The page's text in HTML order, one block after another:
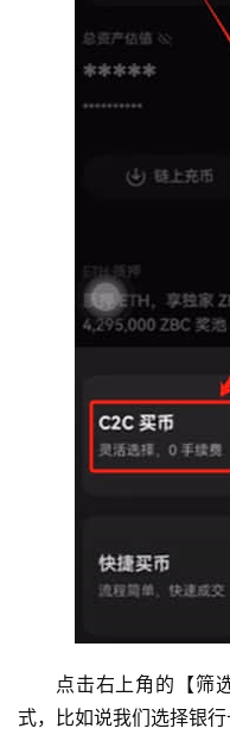
点击右上角的【筛
式，比如说我们选择银行